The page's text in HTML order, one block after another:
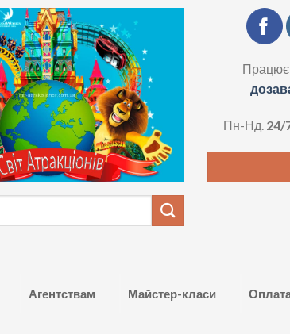
Пн-Нд. 24/
Агентствам Майстер-класи